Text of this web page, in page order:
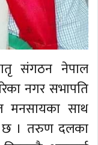
संगठन नेपाल
नगर सभापति
मनसायका साथ
छ । तरुण दलका